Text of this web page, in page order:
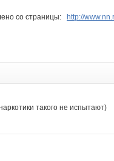
со страницы: http://
такого не испытают)